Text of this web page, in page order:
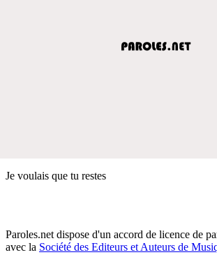
Je voulais que tu restes
Paroles.net dispose d'un accord de licence de
avec la Société des Editeurs et Auteurs de